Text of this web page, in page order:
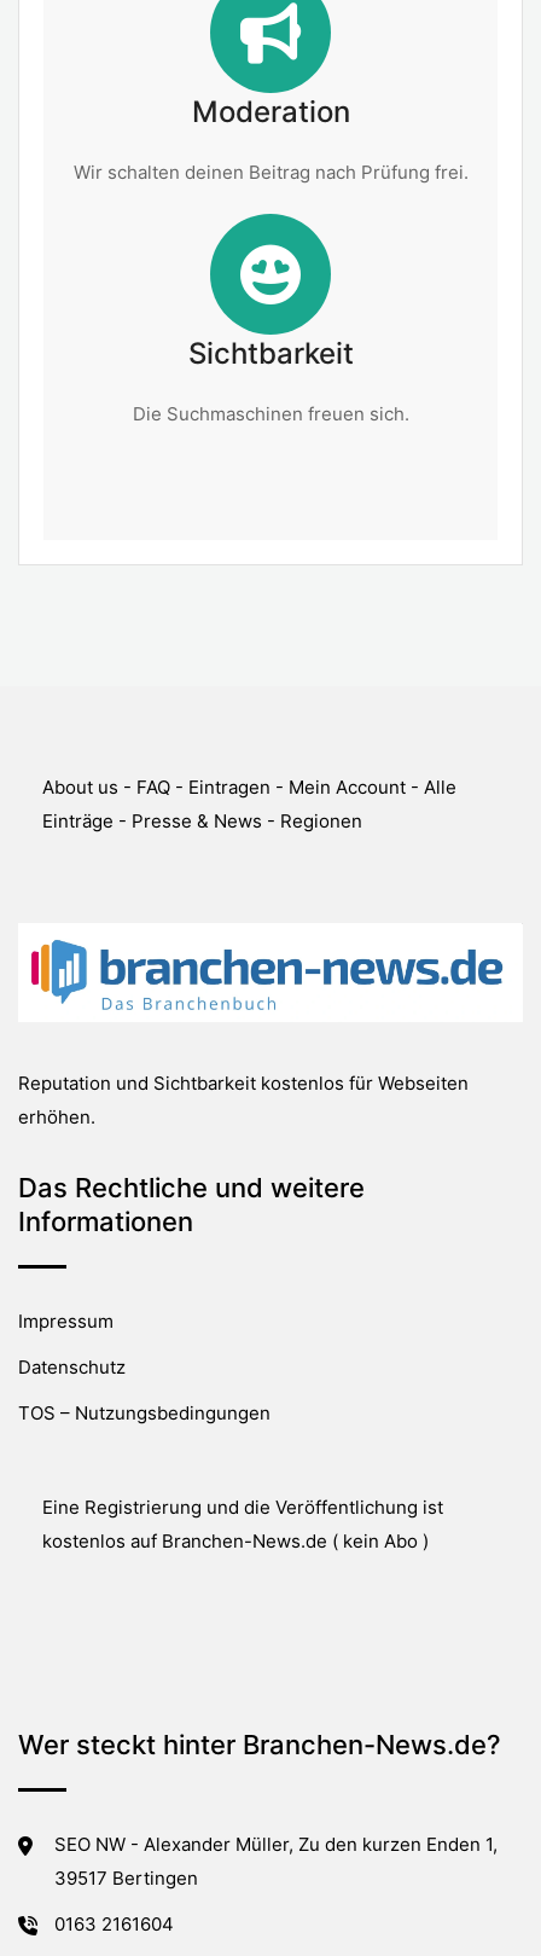
Moderation
Wir schalten deinen Beitrag nach Prüfung frei.
Sichtbarkeit
Die Suchmaschinen freuen sich.
About us - FAQ - Eintragen - Mein Account - Alle
Einträge - Presse & News - Regionen
Reputation und Sichtbarkeit kostenlos für Webseiten
erhöhen.
Das Rechtliche und weitere
Informationen
Impressum
Datenschutz
TOS – Nutzungsbedingungen
Eine Registrierung und die Veröffentlichung ist
kostenlos auf Branchen-News.de ( kein Abo )
Wer steckt hinter Branchen-News.de?
SEO NW - Alexander Müller, Zu den kurzen Enden 1,
39517 Bertingen
0163 2161604